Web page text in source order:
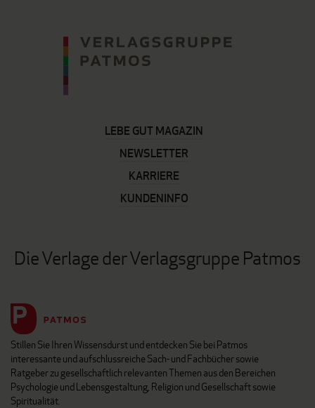
LEBE GUT MAGAZIN
NEWSLETTER
KARRIERE
KUNDENINFO
Die Verlage der Verlagsgruppe Patmos
Stillen Sie Ihren Wissensdurst und entdecken Sie bei Patmos
interessante und aufschlussreiche Sach- und Fachbücher sowie
Ratgeber zu gesellschaftlich relevanten Themen aus den Bereichen
Psychologie und Lebensgestaltung, Religion und Gesellschaft sowie
Spiritualität.